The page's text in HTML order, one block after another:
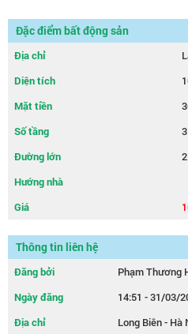
Đặc điểm bất động sản
Địa chỉ
Diện tích
Mặt tiền
Số tầng
3
Đường lớn
Hướng nhà
Giá
Thông tin liên hệ
Đăng bởi
Phạm Thương
Ngày đăng
14:51 - 31/03/
Địa chỉ
Long Biên - Hà